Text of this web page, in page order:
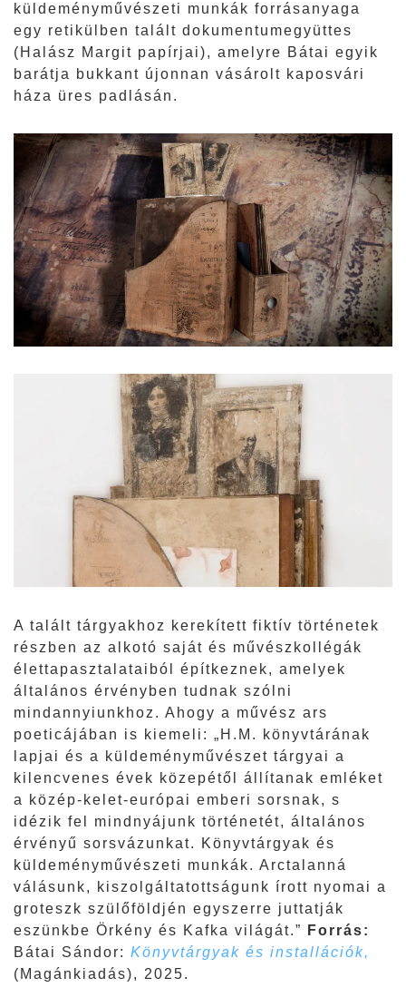
küldeményművészeti munkák forrásanyaga
egy retikülben talált dokumentumegyüttes
(Halász Margit papírjai), amelyre Bátai egyik
barátja bukkant újonnan vásárolt kaposvári
háza üres padlásán.
A talált tárgyakhoz kerekített fiktív történetek
részben az alkotó saját és művészkollégák
élettapasztalataiból építkeznek, amelyek
általános érvényben tudnak szólni
mindannyiunkhoz. Ahogy a művész ars
poeticájában is kiemeli: „H.M. könyvtárának
lapjai és a küldeményművészet tárgyai a
kilencvenes évek közepétől állítanak emléket
a közép-kelet-európai emberi sorsnak, s
idézik fel mindnyájunk történetét, általános
érvényű sorsvázunkat. Könyvtárgyak és
küldeményművészeti munkák. Arctalanná
válásunk, kiszolgáltatottságunk írott nyomai a
groteszk szülőföldjén egyszerre juttatják
eszünkbe Örkény és Kafka világát.”
Forrás:
Bátai Sándor: Könyvtárgyak és installációk,
(Magánkiadás), 2025.